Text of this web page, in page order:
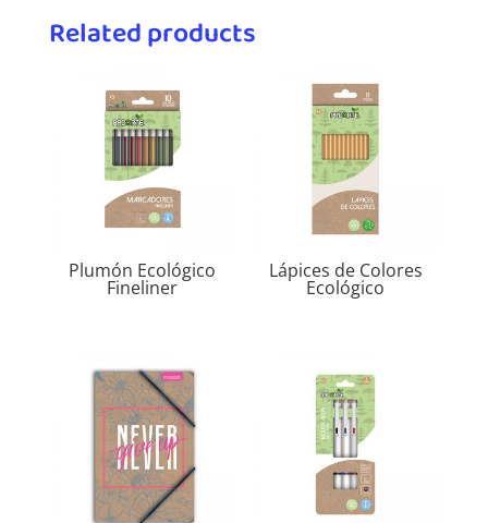
Related products
Plumón Ecológico
Fineliner
Lápices de Colores
Ecológico